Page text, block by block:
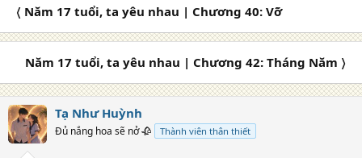
o
〈 Năm 17 tuổi, ta yêu nhau | Chương 40: Vỡ
Năm 17 tuổi, ta yêu nhau | Chương 42: Tháng Năm 〉
Tạ Như Huỳnh
Đủ nắng hoa sẽ nở 🥀 Thành viên thân thiết